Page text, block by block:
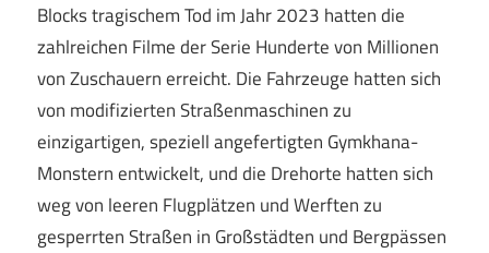
Blocks tragischem Tod im Jahr 2023 hatten die
zahlreichen Filme der Serie Hunderte von Millionen
von Zuschauern erreicht. Die Fahrzeuge hatten sich
von modifizierten Straßenmaschinen zu
einzigartigen, speziell angefertigten Gymkhana-
Monstern entwickelt, und die Drehorte hatten sich
weg von leeren Flugplätzen und Werften zu
gesperrten Straßen in Großstädten und Bergpässen